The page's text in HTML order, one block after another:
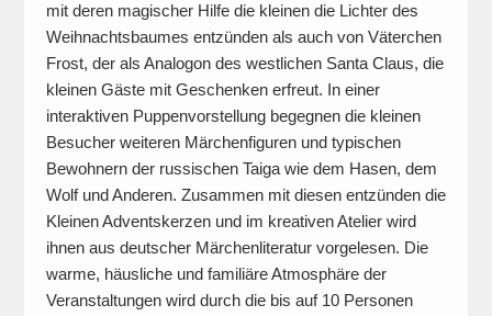
mit deren magischer Hilfe die kleinen die Lichter des
Weihnachtsbaumes entzünden als auch von Väterchen
Frost, der als Analogon des westlichen Santa Claus, die
kleinen Gäste mit Geschenken erfreut. In einer
interaktiven Puppenvorstellung begegnen die kleinen
Besucher weiteren Märchenfiguren und typischen
Bewohnern der russischen Taiga wie dem Hasen, dem
Wolf und Anderen. Zusammen mit diesen entzünden die
Kleinen Adventskerzen und im kreativen Atelier wird
ihnen aus deutscher Märchenliteratur vorgelesen. Die
warme, häusliche und familiäre Atmosphäre der
Veranstaltungen wird durch die bis auf 10 Personen